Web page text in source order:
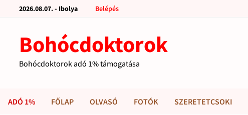
2026.08.07. - Ibolya Belépés
Bohócdoktorok
Bohócdoktorok adó 1% támogatása
ADÓ 1% FŐLAP OLVASÓ FOTÓK SZERETETCSOKI